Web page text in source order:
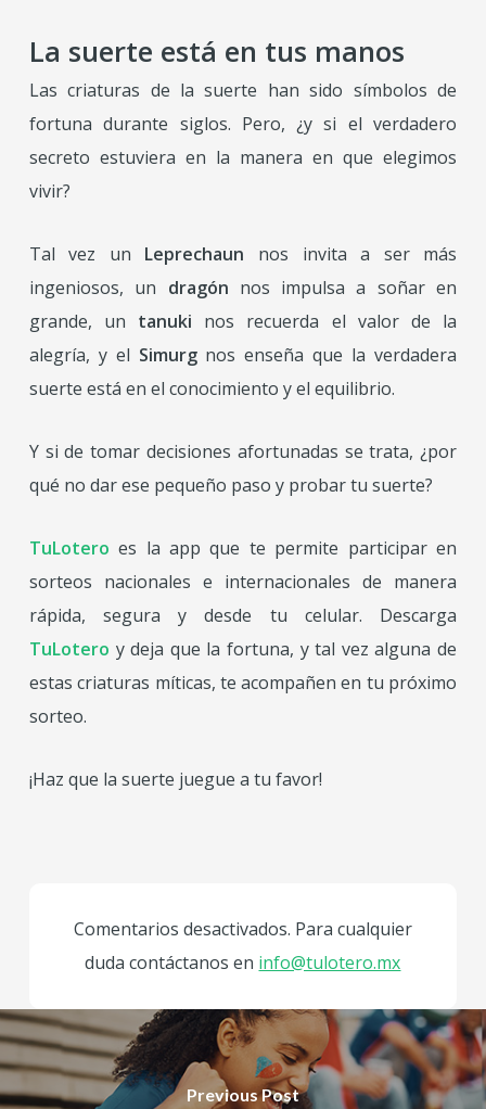
La suerte está en tus manos
Las criaturas de la suerte han sido símbolos de
fortuna durante siglos. Pero, ¿y si el verdadero
secreto estuviera en la manera en que elegimos
vivir?
Tal vez un Leprechaun nos invita a ser más
ingeniosos, un dragón nos impulsa a soñar en
grande, un tanuki nos recuerda el valor de la
alegría, y el Simurgnos enseña que la verdadera
suerte está en el conocimiento y el equilibrio.
Y si de tomar decisiones afortunadas se trata, ¿por
qué no dar ese pequeño paso y probar tu suerte?
TuLotero es la app que te permite participar en
sorteos nacionales e internacionales de manera
rápida, segura y desde tu celular. Descarga
TuLotero y deja que la fortuna, y tal vez alguna de
estas criaturas míticas, te acompañen en tu próximo
sorteo.
¡Haz que la suerte juegue a tu favor!
Comentarios desactivados. Para cualquier
duda contáctanos en info@tulotero.mx
Previous Post